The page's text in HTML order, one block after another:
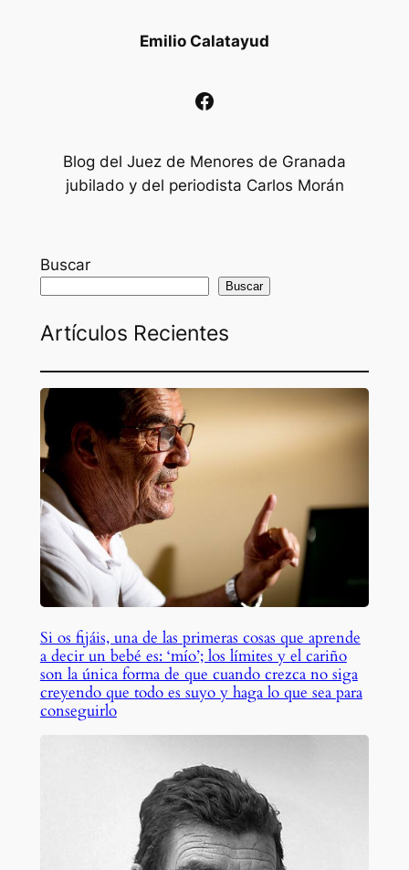
Emilio Calatayud
Facebook
Blog del Juez de Menores de Granada
jubilado y del periodista Carlos Morán
Buscar
Buscar
Artículos Recientes
Si os fijáis, una de las primeras cosas que aprende
a decir un bebé es: ‘mío’; los límites y el cariño
son la única forma de que cuando crezca no siga
creyendo que todo es suyo y haga lo que sea para
conseguirlo